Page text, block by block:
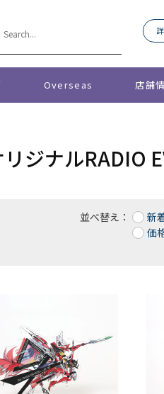
Overseas 店舗
ジナルRADIO
並べ替え： 新
価